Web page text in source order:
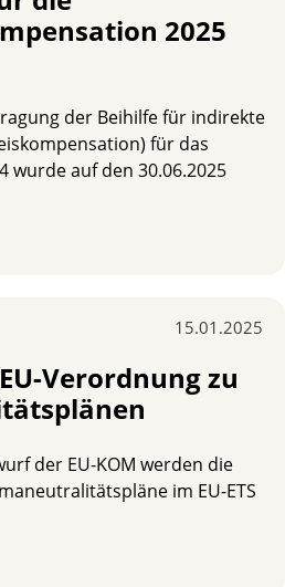
2025
der Beihilfe für indirekte
für das
wurde auf den 30.06.2025
15.01.2025
Verordnung zu
der EU-KOM werden die
im EU-ETS